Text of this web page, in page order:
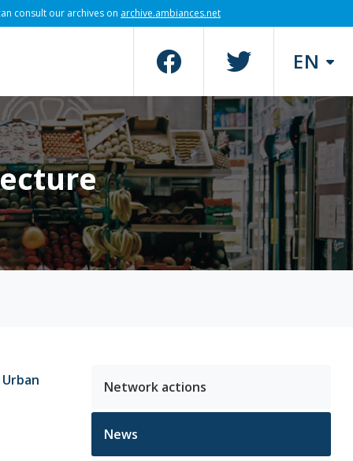
consult our archives on archive.ambiances.net
EN
Network actions
News